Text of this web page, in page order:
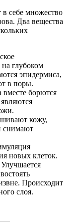
в себе множество
Два вещества
глубоком
эпидермиса,
в поры.
борются
кожу,
снимают
новых клеток.
Происходит
слоя.